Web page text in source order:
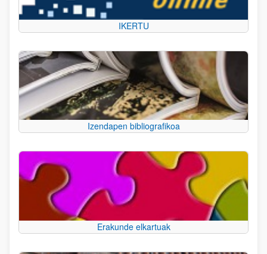
IKERTU
Izendapen bibliografikoa
Erakunde elkartuak